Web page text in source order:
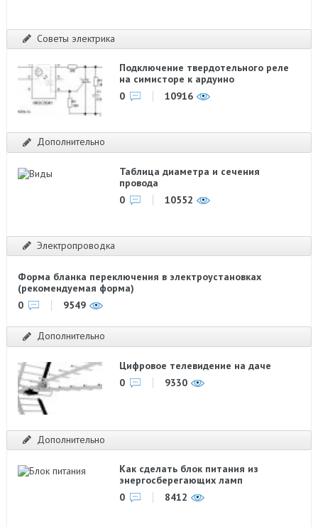
Советы электрика
Подключение твердотельного реле
на симисторе к ардуино
0
10916
Дополнительно
Таблица диаметра и сечения
провода
0
10552
Электропроводка
Форма бланка переключения в электроустановках
(рекомендуемая форма)
0
9549
Дополнительно
Цифровое телевидение на даче
0
9330
Дополнительно
Как сделать блок питания из
энергосберегающих ламп
0
8412